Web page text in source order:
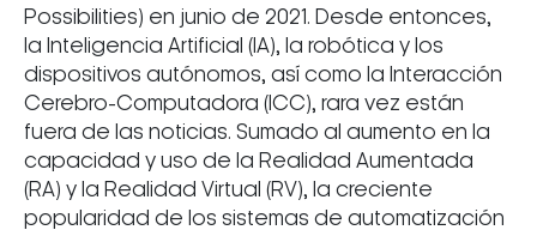
Possibilities) en junio de 2021. Desde entonces,
la Inteligencia Artificial (IA), la robótica y los
dispositivos autónomos, así como la Interacción
Cerebro-Computadora (ICC), rara vez están
fuera de las noticias. Sumado al aumento en la
capacidad y uso de la Realidad Aumentada
(RA) y la Realidad Virtual (RV), la creciente
popularidad de los sistemas de automatización